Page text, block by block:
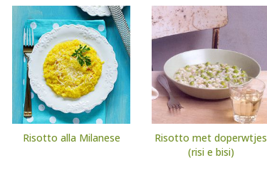
Risotto alla Milanese
Risotto met doperwtjes
(risi e bisi)